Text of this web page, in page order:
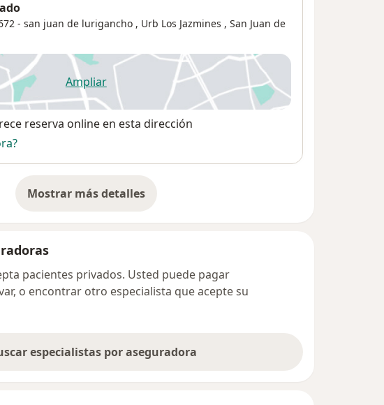
- san juan de lurigancho , Urb Los Jazmines , San Juan de
Ampliarse abre en una nueva pestaña
reserva online en esta dirección
Mostrar más detalles
sobre la dirección
pacientes privados. Usted puede pagar
o encontrar otro especialista que acepte su
especialistas por aseguradora